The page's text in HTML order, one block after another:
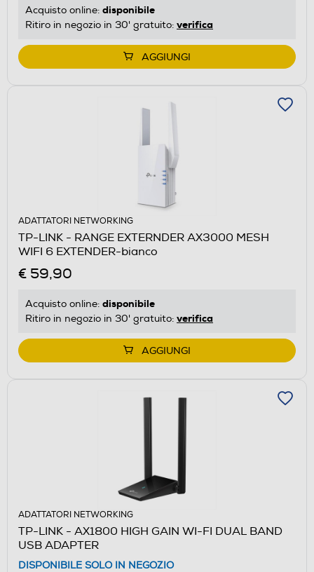
Acquisto online: disponibile
Ritiro in negozio in 30' gratuito: verifica
AGGIUNGI
ADATTATORI NETWORKING
TP-LINK - RANGE EXTERNDER AX3000 MESH
WIFI 6 EXTENDER-bianco
€ 59,90
Acquisto online: disponibile
Ritiro in negozio in 30' gratuito: verifica
AGGIUNGI
ADATTATORI NETWORKING
TP-LINK - AX1800 HIGH GAIN WI-FI DUAL BAND
USB ADAPTER
DISPONIBILE SOLO IN NEGOZIO